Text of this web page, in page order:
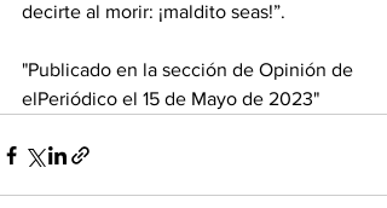
decirte al morir: ¡maldito seas!”.
"Publicado en la sección de Opinión de
elPeriódico el 15 de Mayo de 2023"